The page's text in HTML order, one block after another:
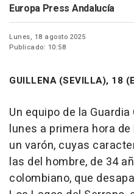
Europa Press Andalucía
Lunes, 18 agosto 2025
Publicado: 10:58
GUILLENA (SEVILLA), 18
Un equipo de la
lunes a primera hora
un varón, cuyas
las del hombre, de 34
colombiano, que